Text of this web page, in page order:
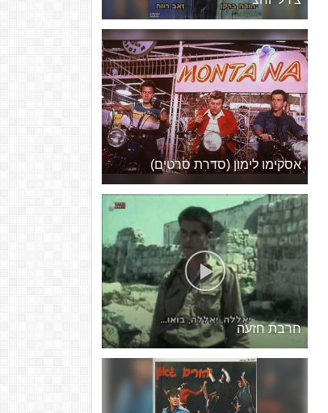
אסקימו לימון (סדרת סרטים)
חרבת חזעה